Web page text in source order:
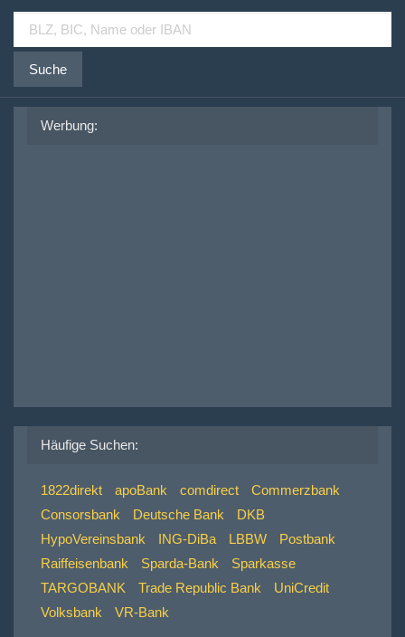
Suche
Werbung:
Häufige Suchen:
1822direkt apoBank comdirect
Commerzbank
Consorsbank
Deutsche Bank
DKB
HypoVereinsbank
ING-DiBa LBBW
Postbank
Raiffeisenbank
Sparda-Bank
Sparkasse
TARGOBANK
Trade Republic Bank
UniCredit
Volksbank
VR-Bank